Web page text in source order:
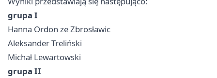
grupa I
Hanna Ordon ze Zbrosławic
Aleksander Treliński
Michał Lewartowski
grupa II